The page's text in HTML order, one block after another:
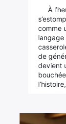
À
comme
de
devient